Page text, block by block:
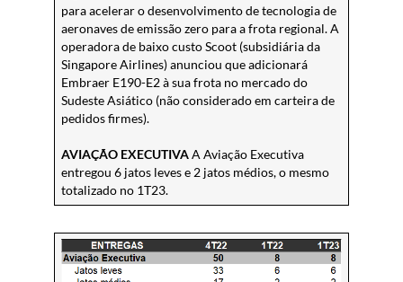
para acelerar o desenvolvimento de tecnologia de
aeronaves de emissão zero para a frota regional. A
operadora de baixo custo Scoot (subsidiária da
Singapore Airlines) anunciou que adicionará
Embraer E190-E2 à sua frota no mercado do
Sudeste Asiático (não considerado em carteira de
pedidos firmes).
AVIAÇÃO EXECUTIVAA Aviação Executiva
entregou 6 jatos leves e 2 jatos médios, o mesmo
totalizado no 1T23.